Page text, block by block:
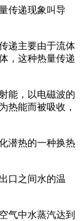
传递现象叫导
递主要由于流体
，这种热量传递
能，以电磁波的
热能而被吸收，
潜热的一种换热
口之间水的温
气中水蒸汽达到